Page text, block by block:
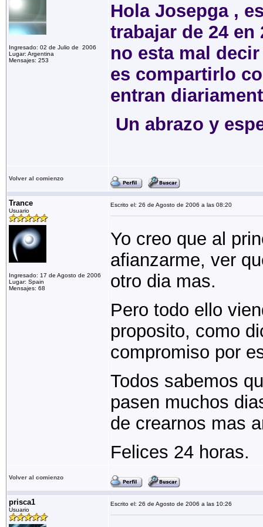
Ingresado: 02 de Julio de 2006
Lugar: Argentina
Mensajes: 253
Hola Josepga ,
trabajar de 24
no esta mal
es compartirlo
entran
Un abrazo y
Volver al comienzo
Trance
Usuario
Ingresado: 17 de Agosto de 2006
Lugar: Spain
Mensajes: 68
Escrito el: 26 de Agosto de 2006 a las 08:20
Yo creo que al
afianzarme, ver
otro dia mas.
Pero todo ello
proposito, como
compromiso por
Todos sabemos
pasen muchos
de crearnos mas
Felices 24 horas.
Volver al comienzo
prisca1
Usuario
Escrito el: 26 de Agosto de 2006 a las 10:26